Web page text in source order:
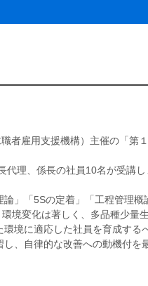
者雇用支援機構）主催の「第
理、係長の社員10名が受講し
」「5Sの定着」「工程管理概
境変化は著しく、多品種少量
境に適応した社員を育成す
、自律的な改善への動機付を